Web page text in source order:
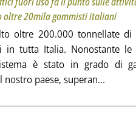
oltre 20mila gommisti italiani
oltre 200.000 tonnellate
in tutta Italia. Nonostante le
è stato in grado di
paese, superan...